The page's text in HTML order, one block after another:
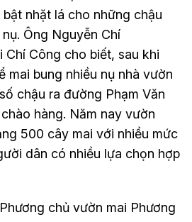
nhặt lá cho những chậu
Ông Nguyễn Chí
Chí Công cho biết, sau khi
mai bung nhiều nụ nhà vườn
chậu ra đường Phạm Văn
hàng. Năm nay vườn
500 cây mai với nhiều mức
dân có nhiều lựa chọn hợp
chủ vườn mai Phương